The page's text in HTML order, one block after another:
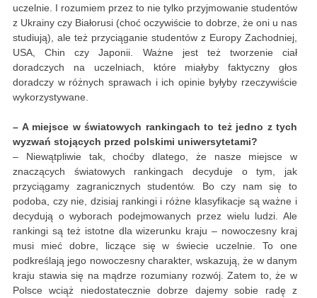
uczelnie. I rozumiem przez to nie tylko przyjmowanie studentów
z Ukrainy czy Białorusi (choć oczywiście to dobrze, że oni u nas
studiują), ale też przyciąganie studentów z Europy Zachodniej,
USA, Chin czy Japonii. Ważne jest też tworzenie ciał
doradczych na uczelniach, które miałyby faktyczny głos
doradczy w różnych sprawach i ich opinie byłyby rzeczywiście
wykorzystywane.
– A miejsce w światowych rankingach to też jedno z tych
wyzwań stojących przed polskimi uniwersytetami?
– Niewątpliwie tak, choćby dlatego, że nasze miejsce w
znaczących światowych rankingach decyduje o tym, jak
przyciągamy zagranicznych studentów. Bo czy nam się to
podoba, czy nie, dzisiaj rankingi i różne klasyfikacje są ważne i
decydują o wyborach podejmowanych przez wielu ludzi. Ale
rankingi są też istotne dla wizerunku kraju – nowoczesny kraj
musi mieć dobre, liczące się w świecie uczelnie. To one
podkreślają jego nowoczesny charakter, wskazują, że w danym
kraju stawia się na mądrze rozumiany rozwój. Zatem to, że w
Polsce wciąż niedostatecznie dobrze dajemy sobie radę z